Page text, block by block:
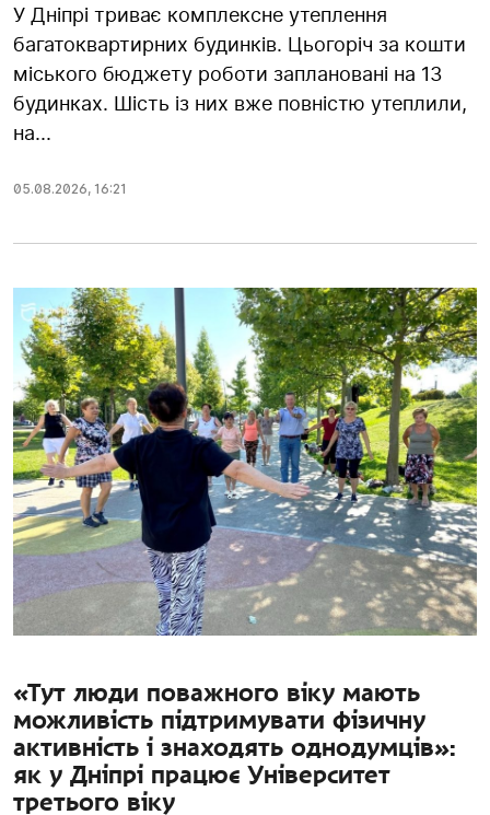
У Дніпрі триває комплексне утеплення
багатоквартирних будинків. Цьогоріч за кошти
міського бюджету роботи заплановані на 13
будинках. Шість із них вже повністю утеплили,
на...
05.08.2026, 16:21
«Тут люди поважного віку мають
можливість підтримувати фізичну
активність і знаходять однодумців»:
як у Дніпрі працює Університет
третього віку